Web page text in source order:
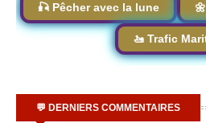
🎣 Pêcher avec la lune
🚤 Trafic
💬 DERNIERS COMMENTAIRES